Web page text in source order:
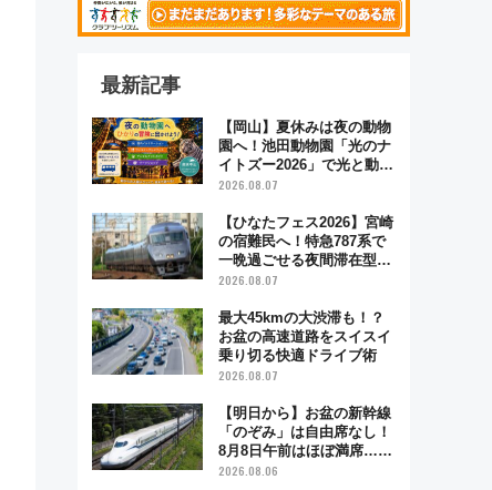
最新記事
【岡山】夏休みは夜の動物
園へ！池田動物園「光のナ
イトズー2026」で光と動物
が彩る特別な夜
2026.08.07
【ひなたフェス2026】宮崎
の宿難民へ！特急787系で
一晩過ごせる夜間滞在型イ
ベント「スワローおひさ
2026.08.07
最大45kmの大渋滞も！？
お盆の高速道路をスイスイ
乗り切る快適ドライブ術
2026.08.07
【明日から】お盆の新幹線
「のぞみ」は自由席なし！
8月8日午前はほぼ満席…で
も数時間ズラせば空きが見
2026.08.06